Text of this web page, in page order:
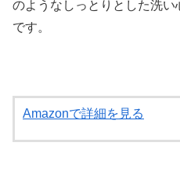
のようなしっとりとした洗
です。
Amazonで詳細を見る